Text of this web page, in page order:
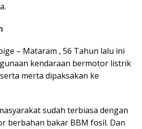
– Mataram , 56 Tahun lalu ini
kendaraan bermotor listrik
merta dipaksakan ke
sudah terbiasa dengan
berbahan bakar BBM fosil. Dan